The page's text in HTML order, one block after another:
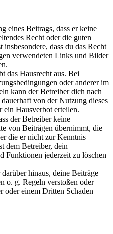
eines Beitrags, dass er keine
Recht oder die guten
insbesondere, dass du das Recht
verwendeten Links und Bilder
das Hausrecht aus. Bei
oder anderer im
kann der Betreiber dich nach
von der Nutzung dieses
ein Hausverbot erteilen.
der Betreiber keine
von Beiträgen übernimmt, die
die er nicht zur Kenntnis
dem Betreiber, dein
Funktionen jederzeit zu löschen
hinaus, deine Beiträge
o. g. Regeln verstoßen oder
oder einem Dritten Schaden